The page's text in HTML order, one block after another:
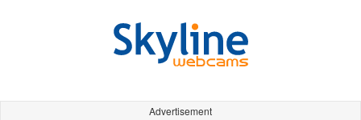
Advertisement